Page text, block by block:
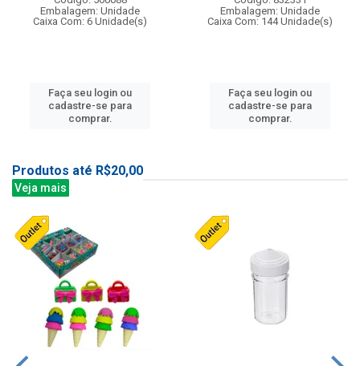
Embalagem: Unidade
Caixa Com: 6 Unidade(s)
Faça seu login ou
cadastre-se para
comprar.
Embalagem: Unidade
Caixa Com: 144 Unidade(s)
Faça seu login ou
cadastre-se para
comprar.
Produtos até R$20,00
Veja mais